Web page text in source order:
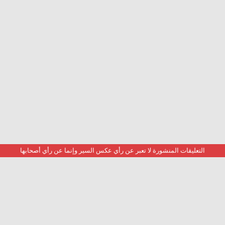
التعليقات المنشورة لا تعبر عن رأي عكس السير وإنما عن رأي أصحابها